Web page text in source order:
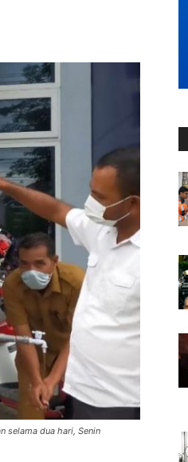
selama dua hari, Senin